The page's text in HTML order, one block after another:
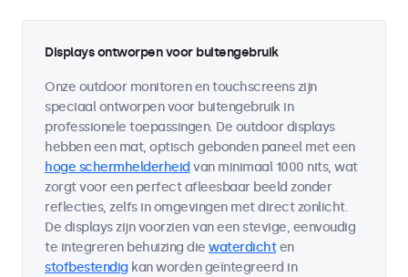
Displays ontworpen voor buitengebruik
Onze outdoor monitoren en touchscreens zijn
speciaal ontworpen voor buitengebruik in
professionele toepassingen. De outdoor displays
hebben een mat, optisch gebonden paneel met een
hoge schermhelderheid van minimaal 1000 nits, wat
zorgt voor een perfect afleesbaar beeld zonder
reflecties, zelfs in omgevingen met direct zonlicht.
De displays zijn voorzien van een stevige, eenvoudig
te integreren behuizing die waterdichten
stofbestendig kan worden geïntegreerd in